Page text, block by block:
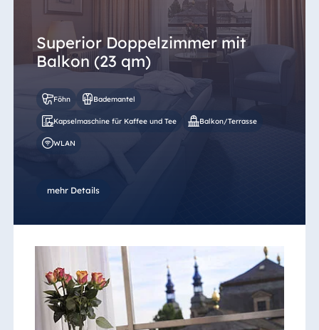
Superior Doppelzimmer mit
Balkon (23 qm)
Föhn Bademantel
Kapselmaschine für Kaffee und Tee Balkon/Terrasse
WLAN
mehr Details